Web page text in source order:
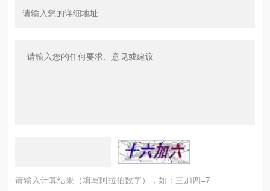
请输入计算结果（填写阿拉伯数字），如：三加四=7